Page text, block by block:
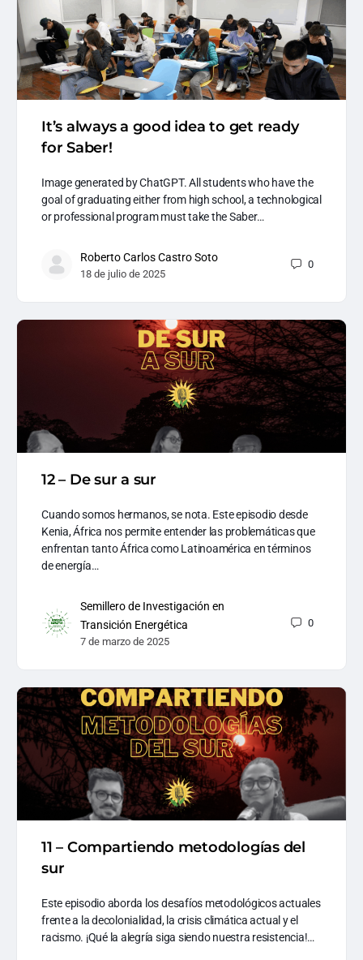
It’s always a good idea to get ready
for Saber!
Image generated by ChatGPT. All students who have the
goal of graduating either from high school, a technological
or professional program must take the Saber…
Roberto Carlos Castro Soto
18 de julio de 2025
0
12 – De sur a sur
Cuando somos hermanos, se nota. Este episodio desde
Kenia, África nos permite entender las problemáticas que
enfrentan tanto África como Latinoamérica en términos
de energía…
Semillero de Investigación en
Transición Energética
7 de marzo de 2025
0
11 – Compartiendo metodologías del
sur
Este episodio aborda los desafíos metodológicos actuales
frente a la decolonialidad, la crisis climática actual y el
racismo. ¡Qué la alegría siga siendo nuestra resistencia!…